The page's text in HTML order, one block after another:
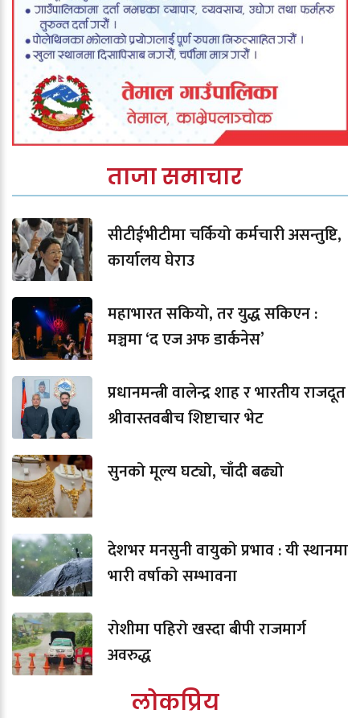
ताजा समाचार
सीटीईभीटीमा चर्कियो कर्मचारी असन्तुष्टि,
कार्यालय घेराउ
महाभारत सकियो, तर युद्ध सकिएन :
मञ्चमा ‘द एज अफ डार्कनेस’
प्रधानमन्त्री वालेन्द्र शाह र भारतीय राजदूत
श्रीवास्तवबीच शिष्टाचार भेट
सुनको मूल्य घट्यो, चाँदी बढ्यो
देशभर मनसुनी वायुको प्रभाव : यी स्थानमा
भारी वर्षाको सम्भावना
रोशीमा पहिरो खस्दा बीपी राजमार्ग
अवरुद्ध
लोकप्रिय